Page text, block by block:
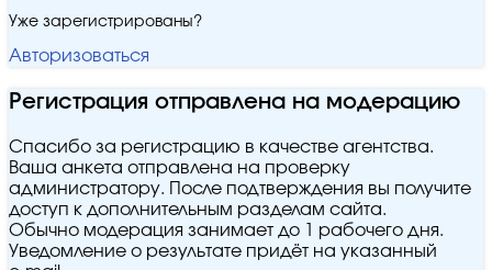
Уже зарегистрированы?
Авторизоваться
Регистрация отправлена на модерацию
Спасибо за регистрацию в качестве агентства.
Ваша анкета отправлена на проверку
администратору. После подтверждения вы получите
доступ к дополнительным разделам сайта.
Обычно модерация занимает до 1 рабочего дня.
Уведомление о результате придёт на указанный